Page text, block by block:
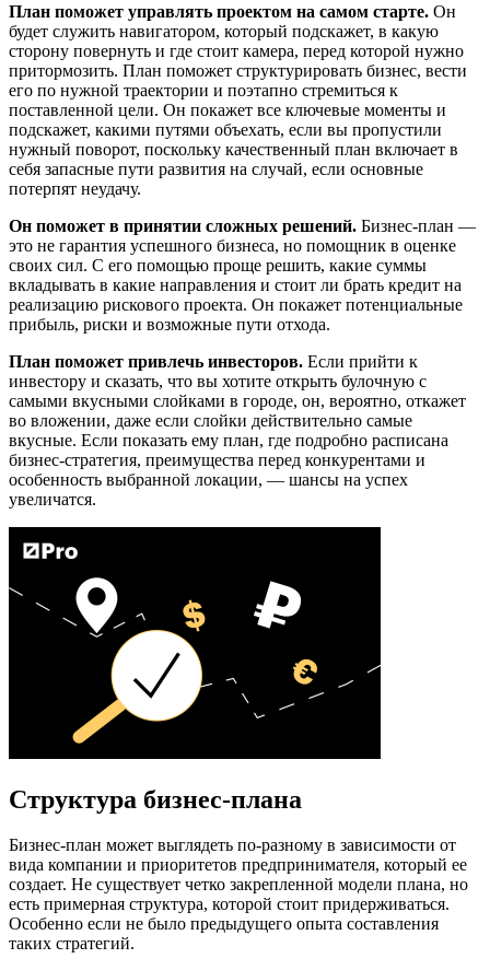
План поможет управлять проектом на самом старте. Он
будет служить навигатором, который подскажет, в какую
сторону повернуть и где стоит камера, перед которой нужно
притормозить. План поможет структурировать бизнес, вести
его по нужной траектории и поэтапно стремиться к
поставленной цели. Он покажет все ключевые моменты и
подскажет, какими путями объехать, если вы пропустили
нужный поворот, поскольку качественный план включает в
себя запасные пути развития на случай, если основные
потерпят неудачу.
Он поможет в принятии сложных решений. Бизнес-план —
это не гарантия успешного бизнеса, но помощник в оценке
своих сил. С его помощью проще решить, какие суммы
вкладывать в какие направления и стоит ли брать кредит на
реализацию рискового проекта. Он покажет потенциальные
прибыль, риски и возможные пути отхода.
План поможет привлечь инвесторов. Если прийти к
инвестору и сказать, что вы хотите открыть булочную с
самыми вкусными слойками в городе, он, вероятно, откажет
во вложении, даже если слойки действительно самые
вкусные. Если показать ему план, где подробно расписана
бизнес-стратегия, преимущества перед конкурентами и
особенность выбранной локации, — шансы на успех
увеличатся.
Структура бизнес-плана
Бизнес-план может выглядеть по-разному в зависимости от
вида компании и приоритетов предпринимателя, который ее
создает. Не существует четко закрепленной модели плана, но
есть примерная структура, которой стоит придерживаться.
Особенно если не было предыдущего опыта составления
таких стратегий.